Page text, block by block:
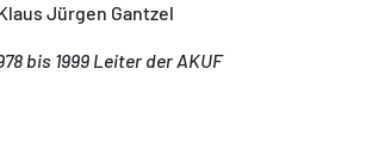
Jürgen Gantzel
bis 1999 Leiter der AKUF